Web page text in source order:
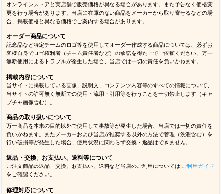
オンラインストアと実店舗で販売価格が異なる場合があります。また予告なく価格変
更を行う場合があります。当店に在庫のない商品をメーカーから取り寄せるなどの場
合、掲載価格と異なる価格でご案内する場合があります。
オーダー商品について
記念品など特定チームのロゴ等を使用してオーダー作成する商品については、必ずお
客様自身でロゴ権利者（チーム責任者など）の承諾を得た上でご依頼ください。万一
無断使用によるトラブルが発生した場合、当店では一切の責任を負いかねます。
掲載内容について
当サイトに掲載している画像、説明文、コンテンツ内容等のすべての情報について、
当サイトの許可無く無断での使用・流用・引用等を行うことを一切禁止します（キャ
プチャ画像含む）。
商品の取り扱いについて
万一商品を本来の目的以外で使用して事故等が発生した場合、当店では一切の責任を
負いかねます。またメーカーおよび当店が推奨する以外の方法で管理（洗濯含む）を
行い破損等が発生した場合、使用状況に関わらず交換・返品はできません。
返品・交換、お支払い、送料等について
ご注文商品の返品・交換、お支払い、送料など当店のご利用については ご利用ガイド
をご確認ください。
修理対応について